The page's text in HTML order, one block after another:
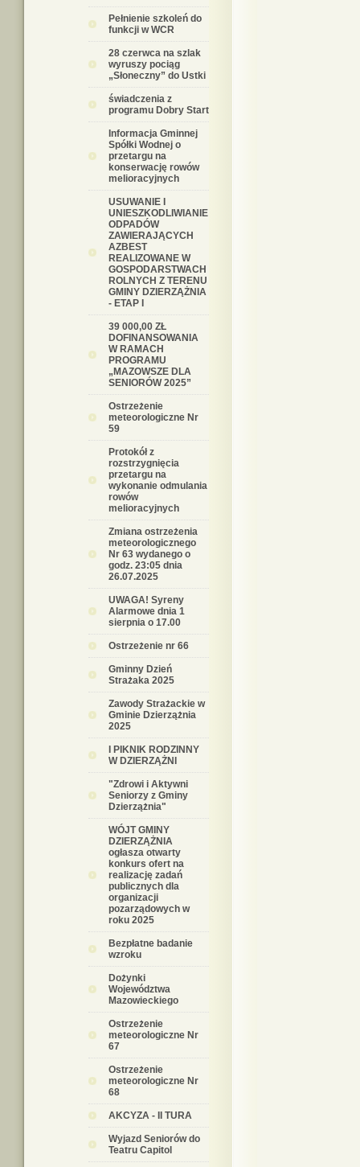
Pełnienie szkoleń do
funkcji w WCR
28 czerwca na szlak
wyruszy pociąg
„Słoneczny” do Ustki
świadczenia z
programu Dobry Start
Informacja Gminnej
Spółki Wodnej o
przetargu na
konserwację rowów
melioracyjnych
USUWANIE I
UNIESZKODLIWIANIE
ODPADÓW
ZAWIERAJĄCYCH
AZBEST
REALIZOWANE W
GOSPODARSTWACH
ROLNYCH Z TERENU
GMINY DZIERZĄŻNIA
- ETAP I
39 000,00 ZŁ
DOFINANSOWANIA
W RAMACH
PROGRAMU
„MAZOWSZE DLA
SENIORÓW 2025”
Ostrzeżenie
meteorologiczne Nr
59
Protokół z
rozstrzygnięcia
przetargu na
wykonanie odmulania
rowów
melioracyjnych
Zmiana ostrzeżenia
meteorologicznego
Nr 63 wydanego o
godz. 23:05 dnia
26.07.2025
UWAGA! Syreny
Alarmowe dnia 1
sierpnia o 17.00
Ostrzeżenie nr 66
Gminny Dzień
Strażaka 2025
Zawody Strażackie w
Gminie Dzierzążnia
2025
I PIKNIK RODZINNY
W DZIERZĄŻNI
"Zdrowi i Aktywni
Seniorzy z Gminy
Dzierzążnia"
WÓJT GMINY
DZIERZĄŻNIA
ogłasza otwarty
konkurs ofert na
realizację zadań
publicznych dla
organizacji
pozarządowych w
roku 2025
Bezpłatne badanie
wzroku
Dożynki
Województwa
Mazowieckiego
Ostrzeżenie
meteorologiczne Nr
67
Ostrzeżenie
meteorologiczne Nr
68
AKCYZA - II TURA
Wyjazd Seniorów do
Teatru Capitol